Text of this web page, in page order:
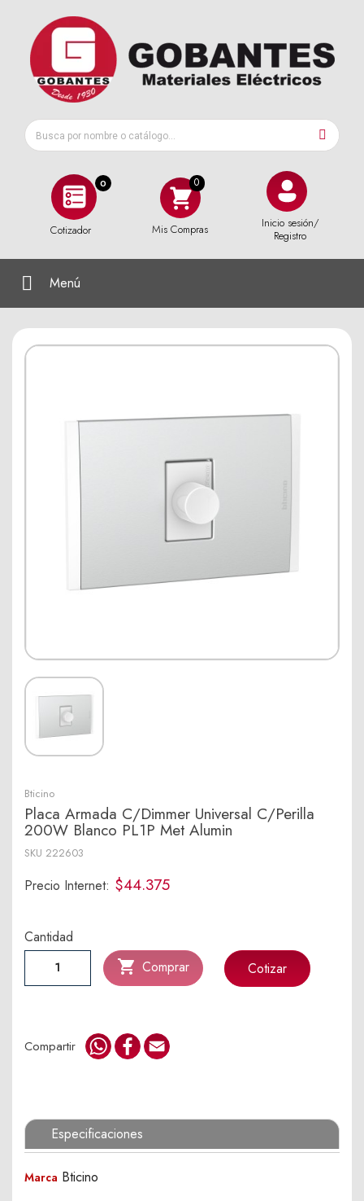
0
Cotizador Mis Compras
Inicio sesión/
Registro
Menú
Bticino
Placa Armada C/Dimmer Universal C/Perilla
200W Blanco PL1P Met Alumin
SKU 222603
Precio Internet: $44.375
Cantidad
 Comprar Cotizar
Compartir WhatsApp
Facebook
Especificaciones
Marca Bticino